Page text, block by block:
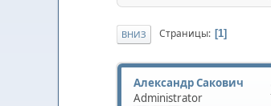
ВНИЗ Страницы 1
Александр Сакович
Administrator